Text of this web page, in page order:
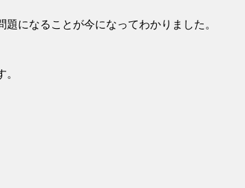
になることが今になってわかりました。